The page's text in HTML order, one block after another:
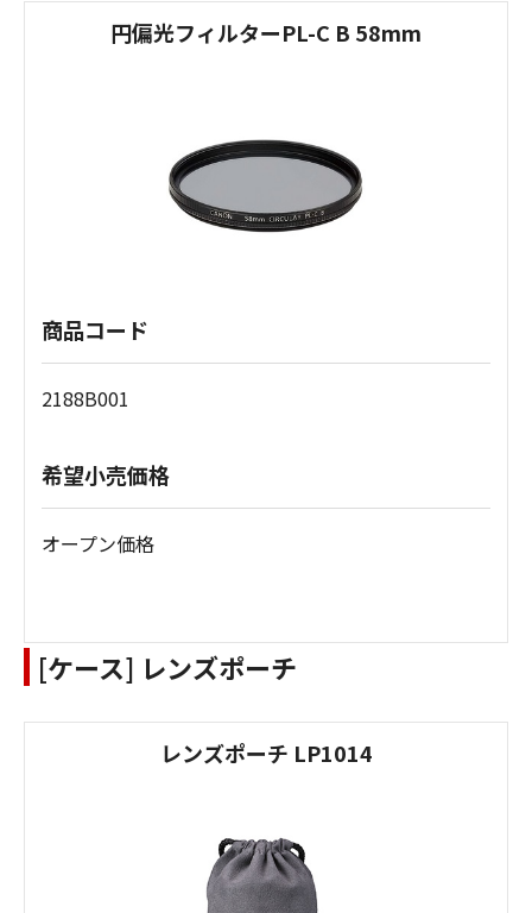
円偏光フィルターPL-C B 58mm
商品コード
2188B001
希望小売価格
オープン価格
[ケース] レンズポーチ
レンズポーチ LP1014